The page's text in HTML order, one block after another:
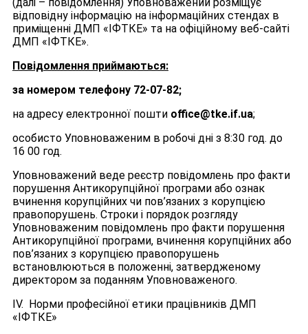
відповідну інформацію на інформаційних стендах в
приміщенні ДМП «ІФТКЕ» та на офіційному веб-сайті
ДМП «ІФТКЕ».
Повідомлення приймаються:
за номером телефону 72-07-82;
на адресу електронної пошти office@tke.if.ua;
особисто Уповноваженим в робочі дні з 8:30 год. до
16 00 год.
Уповноважений веде реєстр повідомлень про факти
порушення Антикорупційної програми або ознак
вчинення корупційних чи пов’язаних з корупцією
правопорушень. Строки і порядок розгляду
Уповноваженим повідомлень про факти порушення
Антикорупційної програми, вчинення корупційних або
пов’язаних з корупцією правопорушень
встановлюються в положенні, затвердженому
директором за поданням Уповноваженого.
IV. Норми професійної етики працівників ДМП
«ІФТКЕ»